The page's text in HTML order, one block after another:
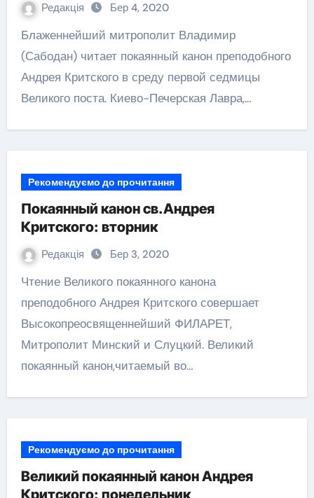
Редакція Бер 4, 2020
Блаженнейший митрополит Владимир
(Сабодан) читает покаянный канон преподобного
Андрея Критского в среду первой седмицы
Великого поста. Киево-Печерская Лавра,…
Рекомендуємо до прочитання
Покаянный канон св.Андрея
Критского: вторник
Редакція Бер 3, 2020
Чтение Великого покаянного канона
преподобного Андрея Критского совершает
Высокопреосвященнейший ФИЛАРЕТ,
Митрополит Минский и Слуцкий. Великий
покаянный канон,читаемый во…
Рекомендуємо до прочитання
Великий покаянный канон Андрея
Критского: понедельник